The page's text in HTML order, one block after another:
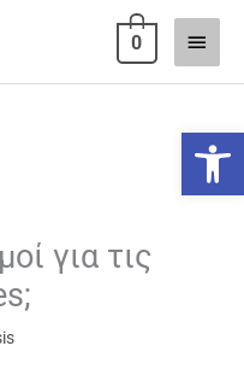
Main
Menu
0
για τις